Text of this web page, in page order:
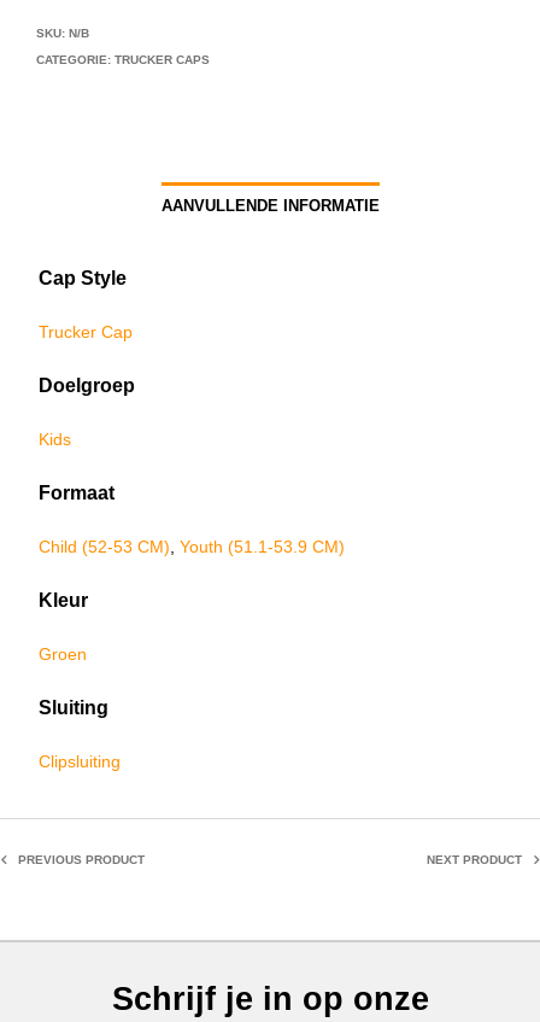
SKU: N/B
CATEGORIE: TRUCKER CAPS
AANVULLENDE INFORMATIE
Cap Style
Trucker Cap
Doelgroep
Kids
Formaat
Child (52-53 CM), Youth (51.1-53.9 CM)
Kleur
Groen
Sluiting
Clipsluiting
PREVIOUS PRODUCT NEXT PRODUCT
Schrijf je in op onze